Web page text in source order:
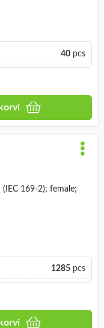
40pcs
(IEC 169-2); female;
1285pcs